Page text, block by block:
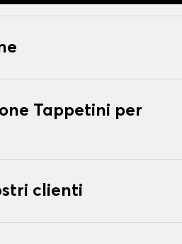
Tappetini per
clienti